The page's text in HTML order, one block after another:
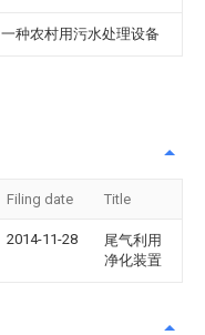
一种农村用污水处理设备
Filing date Title
2014-11-28
尾气利用
净化装置